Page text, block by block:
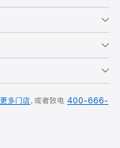
更多门店，或者致电 400-666-